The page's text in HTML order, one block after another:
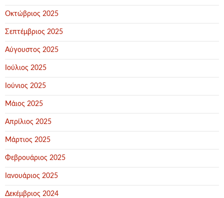
Οκτώβριος 2025
Σεπτέμβριος 2025
Αύγουστος 2025
Ιούλιος 2025
Ιούνιος 2025
Μάιος 2025
Απρίλιος 2025
Μάρτιος 2025
Φεβρουάριος 2025
Ιανουάριος 2025
Δεκέμβριος 2024